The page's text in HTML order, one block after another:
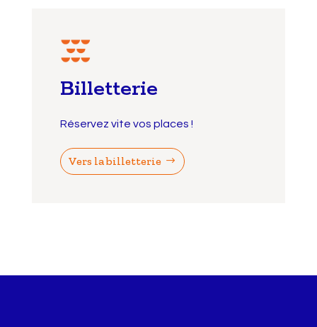
Billetterie
Réservez vite vos places !
Vers la billetterie